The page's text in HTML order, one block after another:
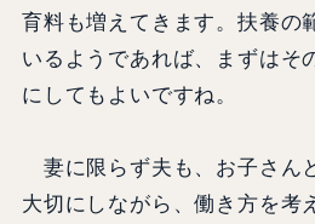
育料も増えてきます。扶養の
いるようであれば、まずはそ
にしてもよいですね。
妻に限らず夫も、お子さん
大切にしながら、働き方を考